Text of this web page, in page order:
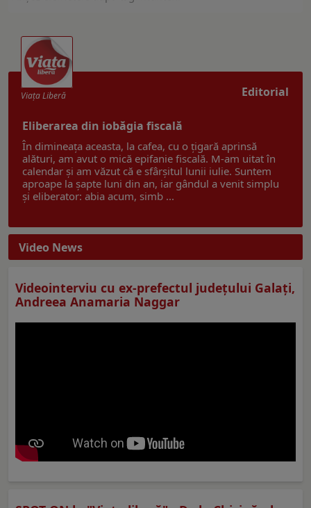
Editorial
Viaţa Liberă
Eliberarea din iobăgia fiscală
În dimineața aceasta, la cafea, cu o țigară aprinsă
alături, am avut o mică epifanie fiscală. M-am uitat în
calendar și am văzut că e sfârșitul lunii iulie. Suntem
aproape la șapte luni din an, iar gândul a venit simplu
și eliberator: abia acum, simb ...
Video News
Videointerviu cu ex-prefectul judeţului Galaţi,
Andreea Anamaria Naggar